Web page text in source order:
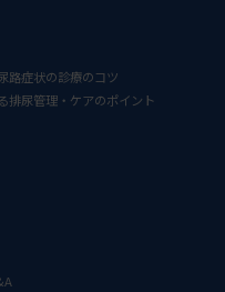
路症状の診療のコツ
排尿管理・ケアのポイント